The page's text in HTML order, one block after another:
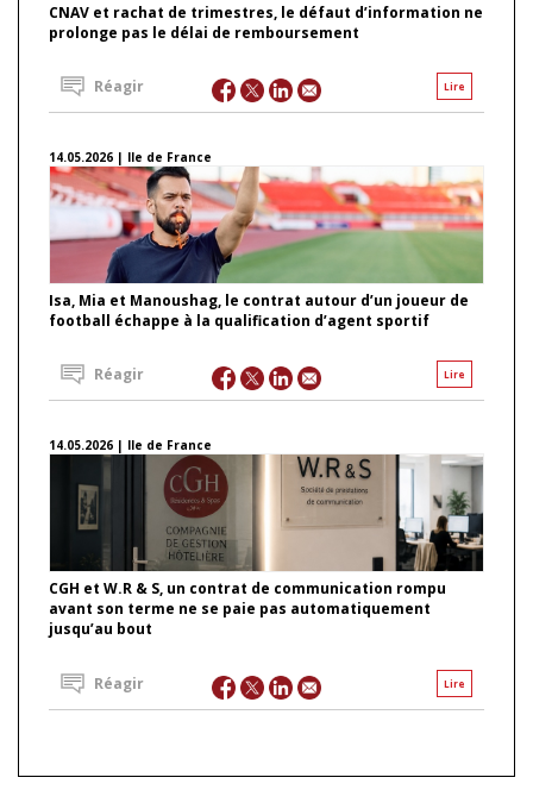
CNAV et rachat de trimestres, le défaut d’information ne
prolonge pas le délai de remboursement
Lire
Réagir
14.05.2026 | Ile de France
Isa, Mia et Manoushag, le contrat autour d’un joueur de
football échappe à la qualification d’agent sportif
Lire
Réagir
14.05.2026 | Ile de France
CGH et W.R & S, un contrat de communication rompu
avant son terme ne se paie pas automatiquement
jusqu’au bout
Lire
Réagir